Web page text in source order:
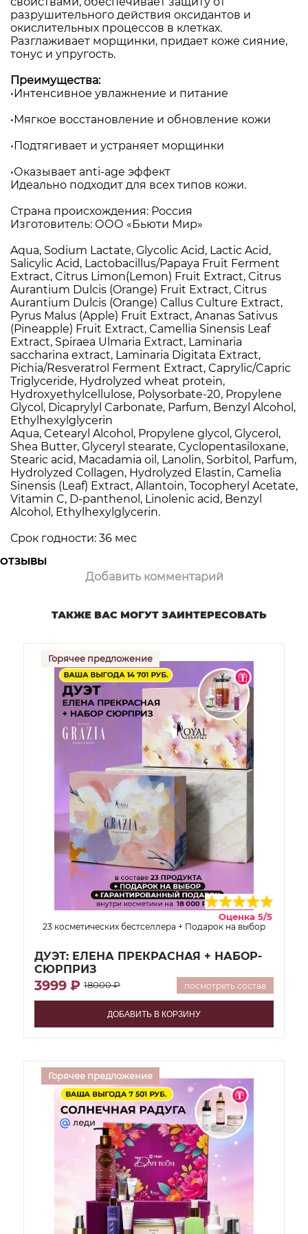
разрушительного действия оксидантов и
окислительных процессов в клетках.
Разглаживает морщинки, придает коже сияние,
тонус и упругость.
Преимущества:
•Интенсивное увлажнение и питание
•Мягкое восстановление и обновление кожи
•Подтягивает и устраняет морщинки
•Оказывает anti-age эффект
Идеально подходит для всех типов кожи.
Страна происхождения: Россия
Изготовитель: ООО «Бьюти Мир»
Aqua, Sodium Lactate, Glycolic Acid, Lactic Acid,
Salicylic Acid, Lactobacillus/Papaya Fruit Ferment
Extract, Citrus Limon(Lemon) Fruit Extract, Citrus
Aurantium Dulcis (Orange) Fruit Extract, Citrus
Aurantium Dulcis (Orange) Callus Culture Extract,
Pyrus Malus (Apple) Fruit Extract, Ananas Sativus
(Pineapple) Fruit Extract, Camellia Sinensis Leaf
Extract, Spiraea Ulmaria Extract, Laminaria
saccharina extract, Laminaria Digitata Extract,
Pichia/Resveratrol Ferment Extract, Caprylic/Capric
Triglyceride, Hydrolyzed wheat protein,
Hydroxyethylcellulose, Polysorbate-20, Propylene
Glycol, Dicaprylyl Carbonate, Parfum, Benzyl Alcohol,
Ethylhexylglycerin
Aqua, Cetearyl Alcohol, Propylene glycol, Glycerol,
Shea Butter, Glyceryl stearate, Cyclopentasiloxane,
Stearic acid, Macadamia oil, Lanolin, Sorbitol, Parfum,
Hydrolyzed Collagen, Hydrolyzed Elastin, Camelia
Sinensis (Leaf) Extract, Allantoin, Tocopheryl Acetate,
Vitamin C, D-panthenol, Linolenic acid, Benzyl
Alcohol, Ethylhexylglycerin.
Срок годности: 36 мес
ОТЗЫВЫ
Добавить комментарий
TАКЖЕ ВАС МОГУТ ЗАИНТЕРЕСОВАТЬ
Оценка 5/5
23 косметических бестселлера + Подарок на выбор
ДУЭТ: ЕЛЕНА ПРЕКРАСНАЯ + НАБОР-
СЮРПРИЗ
3999 ₽ 18000 ₽ посмотреть состав
Горячее предложение
ДОБАВИТЬ В КОРЗИНУ
Горячее предложение